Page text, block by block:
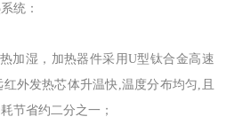
统：
加湿，加热器件采用U型钛合金高速
外发热芯体升温快,温度分布均匀,且
节省约二分之一；